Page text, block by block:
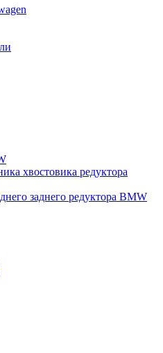
хвостовика редуктора
заднего редуктора BMW